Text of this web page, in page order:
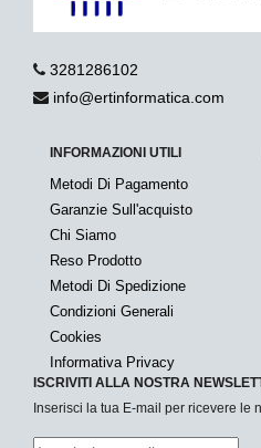
3281286102
info@ertinformatica.com
INFORMAZIONI UTILI
Metodi Di Pagamento
Garanzie Sull'acquisto
Chi Siamo
Reso Prodotto
Metodi Di Spedizione
Condizioni Generali
Cookies
Informativa Privacy
ISCRIVITI ALLA NOSTRA
Inserisci la tua E-mail per ricevere le